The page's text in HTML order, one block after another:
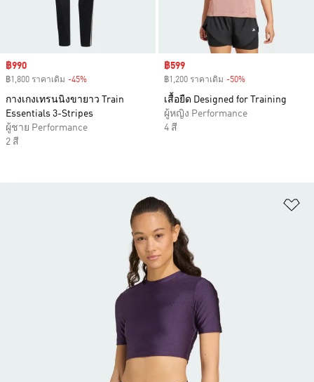
Sale price
฿990
฿1,800 ราคาเดิม -45%
กางเกงเทรนนิงขายาว Train
Essentials 3-Stripes
ผู้ชาย Performance
2 สี
Sale price
฿599
฿1,200 ราคาเดิม -50%
เสื้อยืด Designed for Training
ผู้หญิง Performance
4 สี